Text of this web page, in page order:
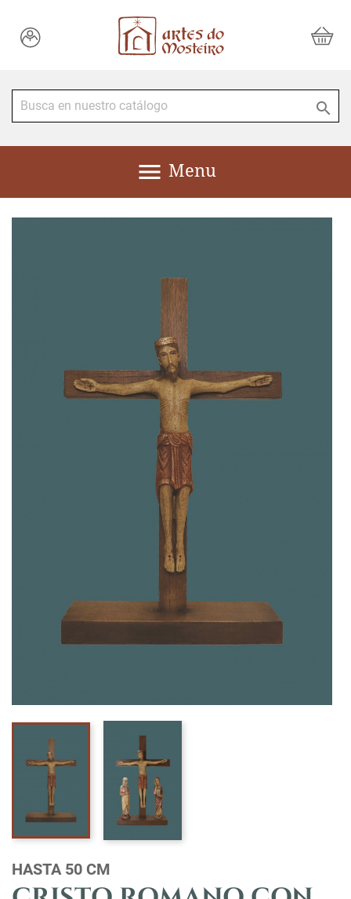

 Menu
HASTA 50 CM